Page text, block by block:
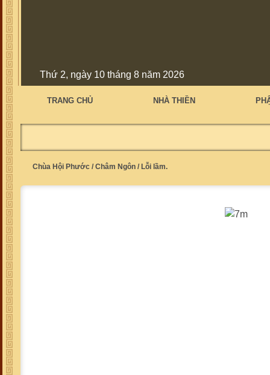
Thứ 2, ngày 10 tháng 8 năm 2026
TRANG CHỦ NHÀ THIỀN
Chùa Hội Phước / Châm Ngôn / Lỗi lầm.